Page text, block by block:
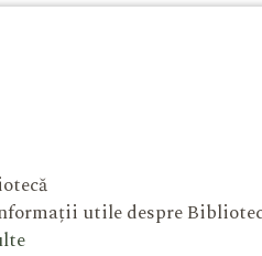
utile despre